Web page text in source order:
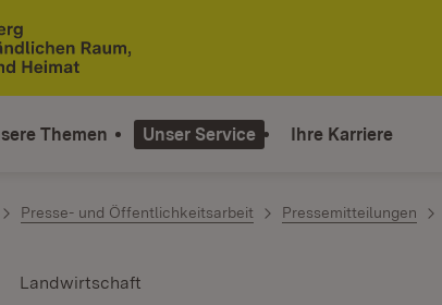
Themen Unser Service Ihre Karriere
Presse- und Öffentlichkeitsarbeit Pressemitteilungen
Landwirtschaft